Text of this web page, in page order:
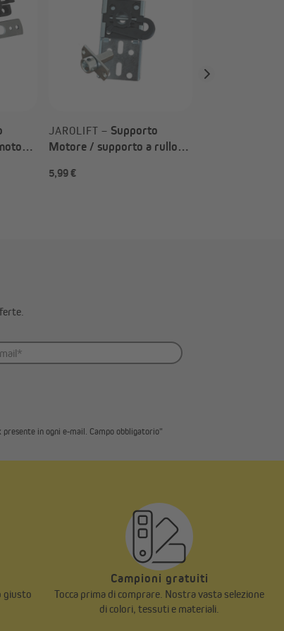
JAROLIFT – Supporto
Motore / supporto a rullo
tapparella SL / ML
5,99 €
in ogni e-mail. Campo obbligatorio"
giusto
Campioni gratuiti
Tocca prima di comprare. Nostra vasta selezione
di colori, tessuti e materiali.